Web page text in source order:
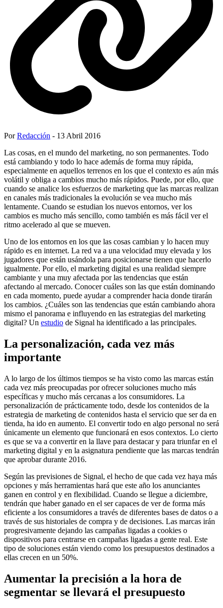
PorRedacción - 13 Abril 2016
Las cosas, en el mundo del marketing, no son permanentes. Todo
está cambiando y todo lo hace además de forma muy rápida,
especialmente en aquellos terrenos en los que el contexto es aún más
volátil y obliga a cambios mucho más rápidos. Puede, por ello, que
cuando se analice los esfuerzos de marketing que las marcas realizan
en canales más tradicionales la evolución se vea mucho más
lentamente. Cuando se estudian los nuevos entornos, ver los
cambios es mucho más sencillo, como también es más fácil ver el
ritmo acelerado al que se mueven.
Uno de los entornos en los que las cosas cambian y lo hacen muy
rápido es en internet. La red va a una velocidad muy elevada y los
jugadores que están usándola para posicionarse tienen que hacerlo
igualmente. Por ello, el marketing digital es una realidad siempre
cambiante y una muy afectada por las tendencias que están
afectando al mercado. Conocer cuáles son las que están dominando
en cada momento, puede ayudar a comprender hacia donde tirarán
los cambios. ¿Cuáles son las tendencias que están cambiando ahora
mismo el panorama e influyendo en las estrategias del marketing
digital? Un estudio de Signal ha identificado a las principales.
La personalización, cada vez más
importante
A lo largo de los últimos tiempos se ha visto como las marcas están
cada vez más preocupadas por ofrecer soluciones mucho más
específicas y mucho más cercanas a los consumidores. La
personalización de prácticamente todo, desde los contenidos de la
estrategia de marketing de contenidos hasta el servicio que ser da en
tienda, ha ido en aumento. El convertir todo en algo personal no será
únicamente un elemento que funcionará en esos contextos. Lo cierto
es que se va a convertir en la llave para destacar y para triunfar en el
marketing digital y en la asignatura pendiente que las marcas tendrán
que aprobar durante 2016.
Según las previsiones de Signal, el hecho de que cada vez haya más
opciones y más herramientas hará que este año los anunciantes
ganen en control y en flexibilidad. Cuando se llegue a diciembre,
tendrán que haber ganado en el ser capaces de ver de forma más
eficiente a los consumidores a través de diferentes bases de datos o a
través de sus historiales de compra y de decisiones. Las marcas irán
progresivamente dejando las campañas ligadas a cookies o
dispositivos para centrarse en campañas ligadas a gente real. Este
tipo de soluciones están viendo como los presupuestos destinados a
ellas crecen en un 50%.
Aumentar la precisión a la hora de
segmentar se llevará el presupuesto